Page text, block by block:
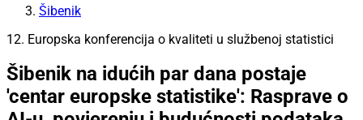
Šibenik
12. Europska konferencija o kvaliteti u službenoj statistici
Šibenik na idućih par dana postaje
'centar europske statistike': Rasprave o